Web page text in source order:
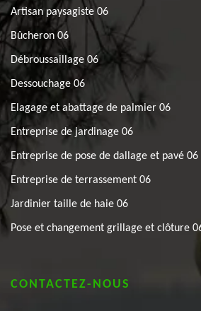
Artisan paysagiste 06
Bûcheron 06
Débroussaillage 06
Dessouchage 06
Elagage et abattage de palmier 06
Entreprise de jardinage 06
Entreprise de pose de dallage et pavé 06
Entreprise de terrassement 06
Jardinier taille de haie 06
Pose et changement grillage et clôture
CONTACTEZ-NOUS